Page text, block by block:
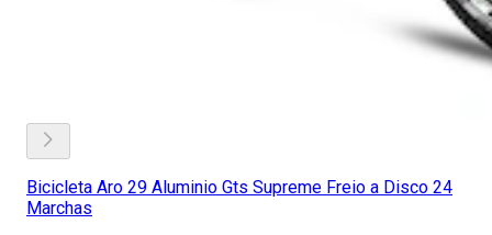
Bicicleta Aro 29 Aluminio Gts Supreme Freio a Disco 24
Marchas